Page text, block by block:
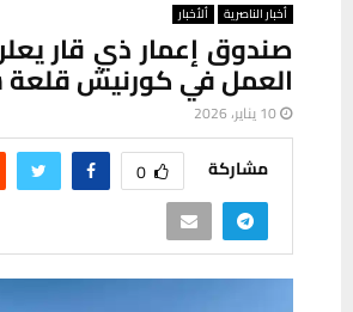
أخبار الناصرية ألأخبار
صندوق إعمار ذي قار
العمل في كورنيش
10 يناير، 2026
مشاركة 0